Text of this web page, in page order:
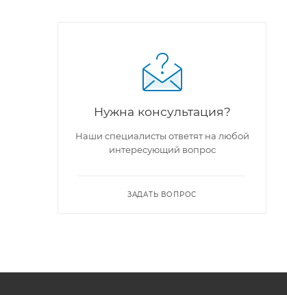
Нужна консультация?
Наши специалисты ответят на любой
интересующий вопрос
ЗАДАТЬ ВОПРОС